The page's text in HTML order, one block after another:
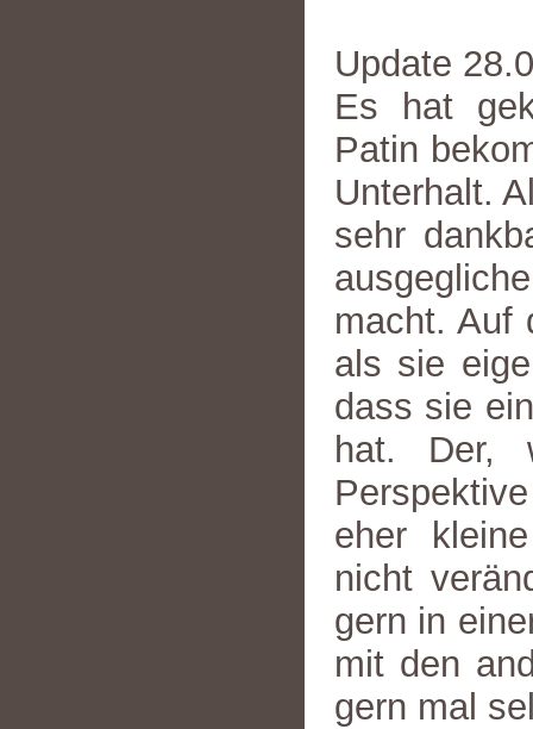
Update
Es hat
Patin
Unterhalt.
sehr
macht. Auf
als sie
dass sie
hat. Der,
eher
nicht
gern in
mit den
gern mal